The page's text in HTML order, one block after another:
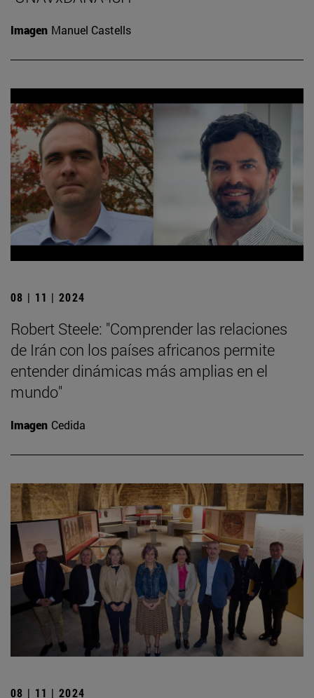
Imagen Manuel Castells
08 | 11 | 2024
Robert Steele: "Comprender las relaciones
de Irán con los países africanos permite
entender dinámicas más amplias en el
mundo"
Imagen Cedida
08 | 11 | 2024